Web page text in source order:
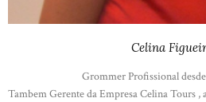
Celina
Grommer Profissional
Tambem Gerente da Empresa Celina Tours